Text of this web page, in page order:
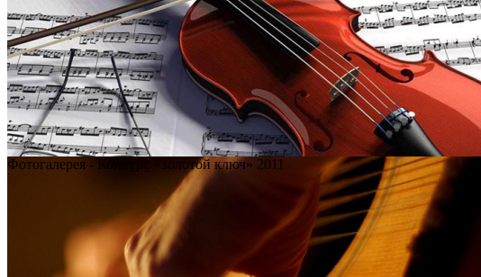
Фотогалерея - Конкурс «Золотой ключ» 2011